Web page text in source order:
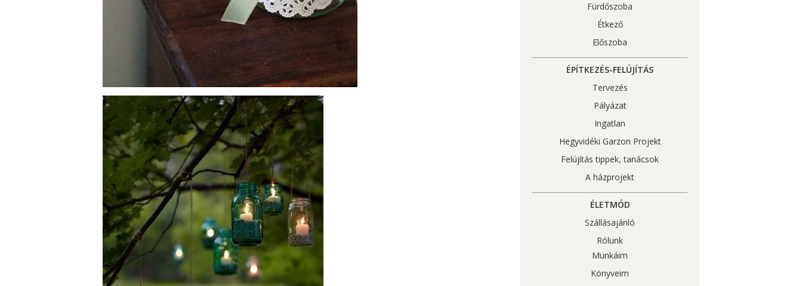
Fürdőszoba
Étkező
Előszoba
ÉPÍTKEZÉS-FELÚJÍTÁS
Tervezés
Pályázat
Ingatlan
Hegyvidéki Garzon Projekt
Felújítás tippek, tanácsok
A házprojekt
ÉLETMÓD
Szállásajánló
Rólunk
Munkáim
Könyveim